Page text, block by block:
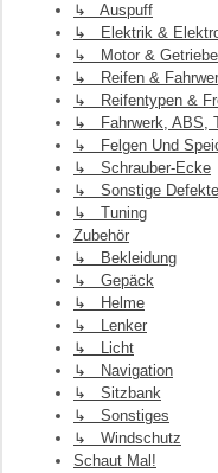
↳ Auspuff
↳ Elektrik &
↳ Motor & Getriebe
↳ Reifen &
↳ Reifentypen &
↳ Fahrwerk, ABS,
↳ Felgen Und
↳ Schrauber-Ecke
↳ Sonstige Defekte
↳ Tuning
Zubehör
↳ Bekleidung
↳ Gepäck
↳ Helme
↳ Lenker
↳ Licht
↳ Navigation
↳ Sitzbank
↳ Sonstiges
↳ Windschutz
Schaut Mal!